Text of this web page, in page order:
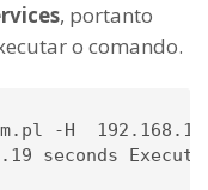
, portanto
o comando.
-H